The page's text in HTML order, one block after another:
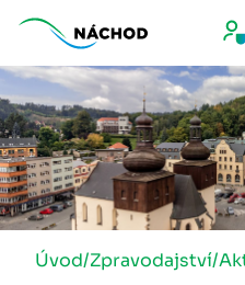
Úvod/Zpravodajství/